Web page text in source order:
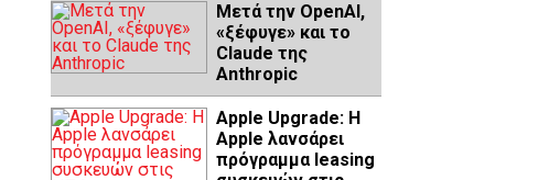
Μετά την OpenAI,
«ξέφυγε» και το
Claude της
Anthropic
Apple Upgrade: Η
Apple λανσάρει
πρόγραμμα leasing